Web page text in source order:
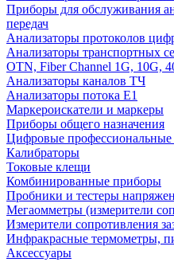
Приборы для обслуживания
передач
Анализаторы протоколов
Анализаторы транспортных
OTN, Fiber Channel 1G, 10G,
Анализаторы каналов ТЧ
Анализаторы потока Е1
Маркероискатели и маркеры
Приборы общего назначения
Цифровые профессиональные
Калибраторы
Токовые клещи
Комбинированные приборы
Пробники и тестеры
Мегаомметры (измерители
Измерители сопротивления
Инфракрасные термометры,
Аксессуары